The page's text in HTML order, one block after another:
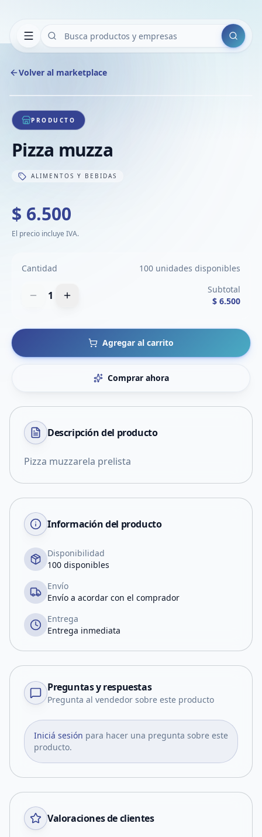
Buscar
Volver al marketplace
1/1
PRODUCTO
Pizza muzza
ALIMENTOS Y BEBIDAS
$ 6.500
El precio incluye IVA.
Cantidad 100 unidades disponibles
1
Subtotal
$ 6.500
Agregar al carrito
Comprar ahora
Descripción del producto
Pizza muzzarela prelista
Información del producto
Disponibilidad
100 disponibles
Envío
Envío a acordar con el comprador
Entrega
Entrega inmediata
Preguntas y respuestas
Pregunta al vendedor sobre este producto
Iniciá sesión para hacer una pregunta sobre este
producto.
Valoraciones de clientes